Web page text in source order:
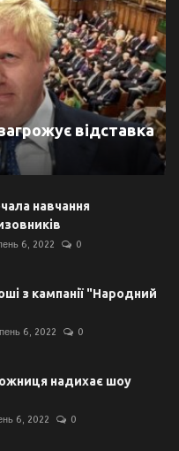
відставка
навчання
6, 2022 0
з кампанії "Народний
6, 2022 0
надихає шоу
6, 2022 0